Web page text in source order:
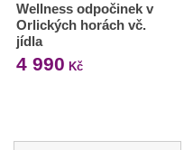
Wellness odpočinek v
Orlických horách vč.
jídla
4 990 Kč